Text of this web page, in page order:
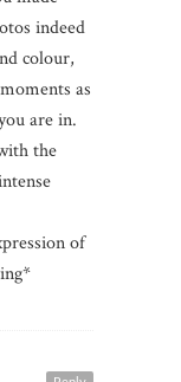
indeed
colour,
as
are in.
the
of